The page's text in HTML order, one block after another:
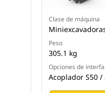
Clase de máquina
Peso
305.1 kg
Opciones de
Acoplador S50